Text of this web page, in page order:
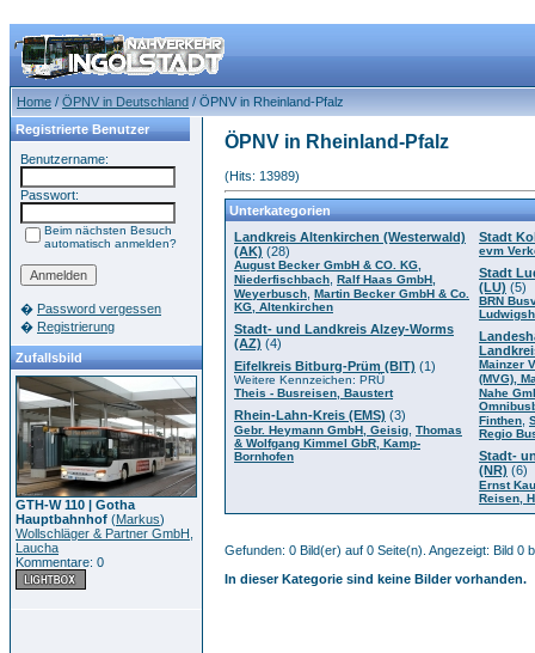
Home / ÖPNV in Deutschland / ÖPNV in Rheinland-Pfalz
Registrierte Benutzer
Benutzername:
Passwort:
Beim nächsten Besuch
automatisch anmelden?
� Password vergessen
� Registrierung
Zufallsbild
GTH-W 110 | Gotha
Hauptbahnhof (Markus)
Wollschläger & Partner GmbH,
Laucha
Kommentare: 0
ÖPNV in Rheinland-Pfalz
(Hits: 13989)
Unterkategorien
Landkreis Altenkirchen (Westerwald)
(AK) (28)
August Becker GmbH & CO. KG,
Niederfischbach Ralf Haas GmbH,
Weyerbusch Martin Becker GmbH & Co.
KG, Altenkirchen
Stadt- und Landkreis Alzey-Worms
(AZ) (4)
Eifelkreis Bitburg-Prüm (BIT) (1)
Weitere Kennzeichen: PRÜ
Theis - Busreisen, Baustert
Rhein-Lahn-Kreis (EMS) (3)
Gebr. Heymann GmbH, Geisig Thomas
& Wolfgang Kimmel GbR, Kamp-
Bornhofen
Stadt
evm
Stadt
(LU) (5)
BRN
Mainzer
(MVG),
Nahe
Finthen
Regio
Stadt-
(NR) (6)
Ernst
Reisen,
Gefunden: 0 Bild(er) auf 0 Seite(n). Angezeigt: Bild 0
In dieser Kategorie sind keine Bilder vorhanden.